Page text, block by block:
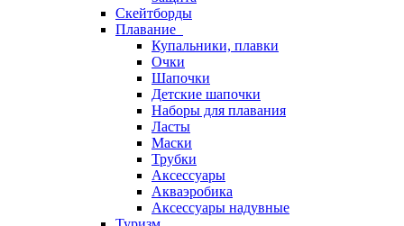
Скейтборды
Плавание
Купальники, плавки
Очки
Шапочки
Детские шапочки
Наборы для плавания
Ласты
Маски
Трубки
Аксессуары
Акваэробика
Аксессуары надувные